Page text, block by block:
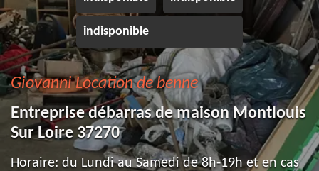
indisponible
Giovanni Location de benne
Entreprise débarras de maison Montlouis
Sur Loire 37270
Horaire: du Lundi au Samedi de 8h-19h et en cas